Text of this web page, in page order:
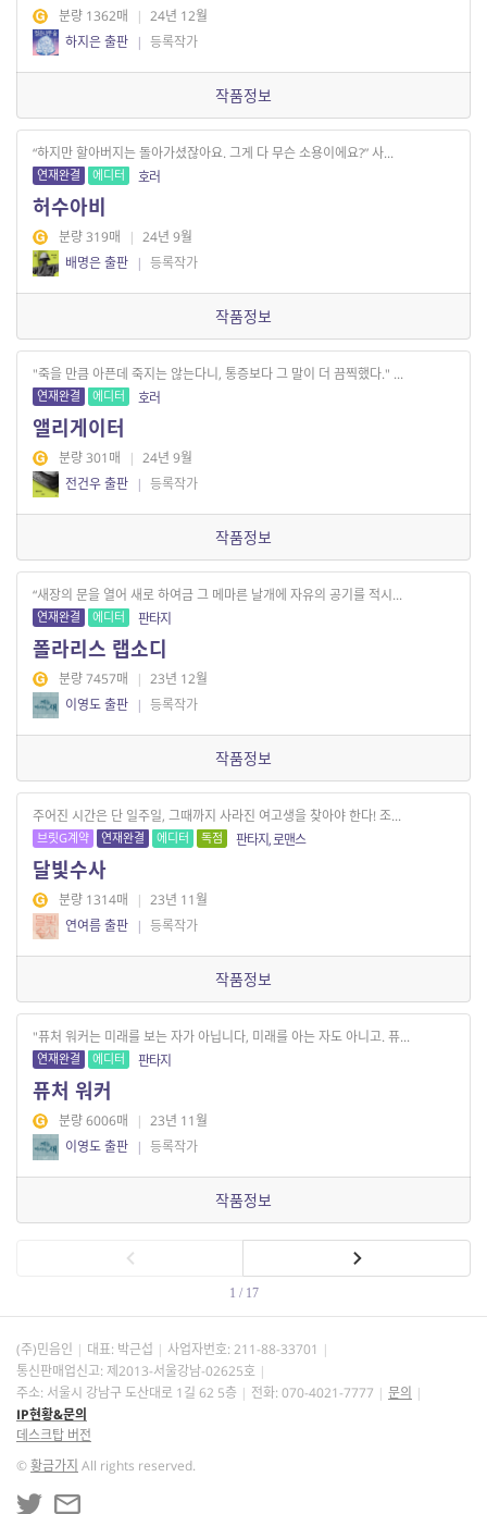
분량 1362매 | 24년 12월
하지은 출판 | 등록작가
작품정보
“하지만 할아버지는 돌아가셨잖아요. 그게 다 무슨 소용이에요?” 사...
연재완결 에디터 호러
허수아비
분량 319매 | 24년 9월
배명은 출판 | 등록작가
작품정보
"죽을 만큼 아픈데 죽지는 않는다니, 통증보다 그 말이 더 끔찍했다." ...
연재완결 에디터 호러
앨리게이터
분량 301매 | 24년 9월
전건우 출판 | 등록작가
작품정보
“새장의 문을 열어 새로 하여금 그 메마른 날개에 자유의 공기를 적시...
연재완결 에디터 판타지
폴라리스 랩소디
분량 7457매 | 23년 12월
이영도 출판 | 등록작가
작품정보
주어진 시간은 단 일주일, 그때까지 사라진 여고생을 찾아야 한다! 조...
브릿G계약 연재완결 에디터 독점 판타지, 로맨스
달빛수사
분량 1314매 | 23년 11월
연여름 출판 | 등록작가
작품정보
"퓨처 워커는 미래를 보는 자가 아닙니다, 미래를 아는 자도 아니고. 퓨...
연재완결 에디터 판타지
퓨처 워커
분량 6006매 | 23년 11월
이영도 출판 | 등록작가
작품정보
1 / 17
(주)민음인 대표: 박근섭 사업자번호: 211-88-33701
통신판매업신고: 제2013-서울강남-02625호
주소: 서울시 강남구 도산대로 1길 62 5층
전화: 070-4021-7777
문의
IP현황&문의
데스크탑 버전
©황금가지 All rights reserved.